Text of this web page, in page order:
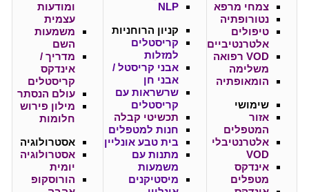
צמחי מרפא
נטורופתיה
טיפולים
אלטרנטיביים
VOD רפואה
משלימה
הומאופתיה
שימושי
אזור
המטפלים
אלטרנטיבלי
VOD
אינדקס
מטפלים
NLP
קניון הרוחניות
קריסטלים
למזלות
אבני קריסטל /
אבני חן
שרשראות עם
קריסטלים
תכשיטי קבלה
חנות למטפלים
בית טבע אונליין
מתנות עם
משמעות
מיסטיקנים
ומודעות
עצמית
משמעות
השם
מדריך /
אינדקס
קריסטלים
עולם הנסתר
מילון פירוש
חלומות
אסטרולוגיה
אסטרולוגיה
יומית
הורוסקופ